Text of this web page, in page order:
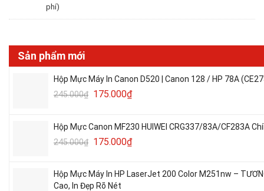
phí)
Sản phẩm mới
Hộp Mực Máy In Canon D520 | Canon 128 / HP 78A
245.000₫ 175.000₫
Hộp Mực Canon MF230 HUIWEI CRG337/83A/CF283A
245.000₫ 175.000₫
Hộp Mực Máy In HP LaserJet 200 Color M251nw –
Cao, In Đẹp Rõ Nét